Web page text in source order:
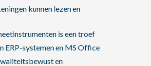
kunnen lezen en
is een troef
ERP-systemen en MS Office
en